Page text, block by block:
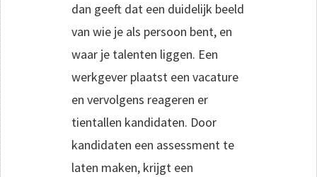
dan geeft dat een duidelijk beeld
van wie je als persoon bent, en
waar je talenten liggen. Een
werkgever plaatst een vacature
en vervolgens reageren er
tientallen kandidaten. Door
kandidaten een assessment te
laten maken, krijgt een